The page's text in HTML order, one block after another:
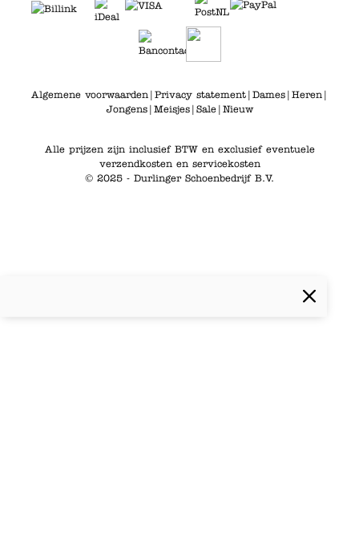
Algemene voorwaarden| Privacy statement| Dames| Heren|
Jongens| Meisjes| Sale| Nieuw
Alle prijzen zijn inclusief BTW en exclusief eventuele
verzendkosten en servicekosten
© 2025 - Durlinger Schoenbedrijf B.V.